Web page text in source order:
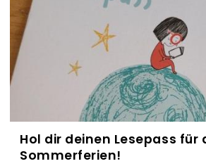
Hol dir deinen Lesepass für
Sommerferien!